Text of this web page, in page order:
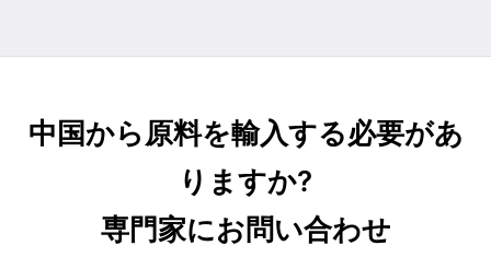
中国から原料を輸入する必要があ
りますか?
専門家にお問い合わせ